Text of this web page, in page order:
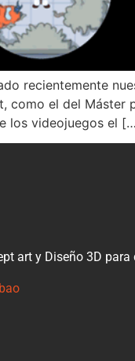
recientemente
el del Máster
los videojuegos el
art y Diseño 3D para